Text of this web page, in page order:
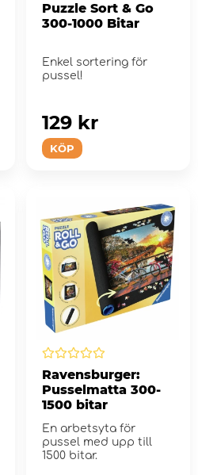
Puzzle Sort & Go
300-1000 Bitar
Enkel sortering för
pussel!
KÖP
129 kr
Ravensburger:
Pusselmatta 300-
1500 bitar
En arbetsyta för
pussel med upp till
1500 bitar.